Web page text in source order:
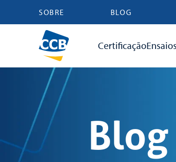
SOBRE BLOG
CertificaçãoEnsaios
Blog